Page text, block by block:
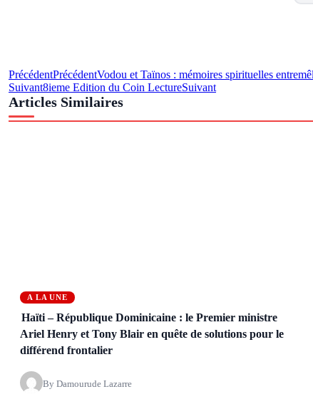
PrécédentPrécédentVodou et Taïnos : mémoires spirituelles
Suivant8ieme Edition du Coin LectureSuivant
Articles Similaires
A LA UNE
Haïti – République Dominicaine : le Premier ministre
Ariel Henry et Tony Blair en quête de solutions pour le
différend frontalier
By Damourude Lazarre